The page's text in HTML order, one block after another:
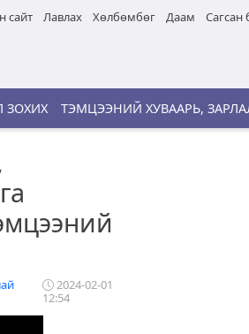
сайт Лавлах Хөлбөмбөг Даам Сагсан
ЗОХИХ ТЭМЦЭЭНИЙ ХУВААРЬ,
2024-02-01
12:54